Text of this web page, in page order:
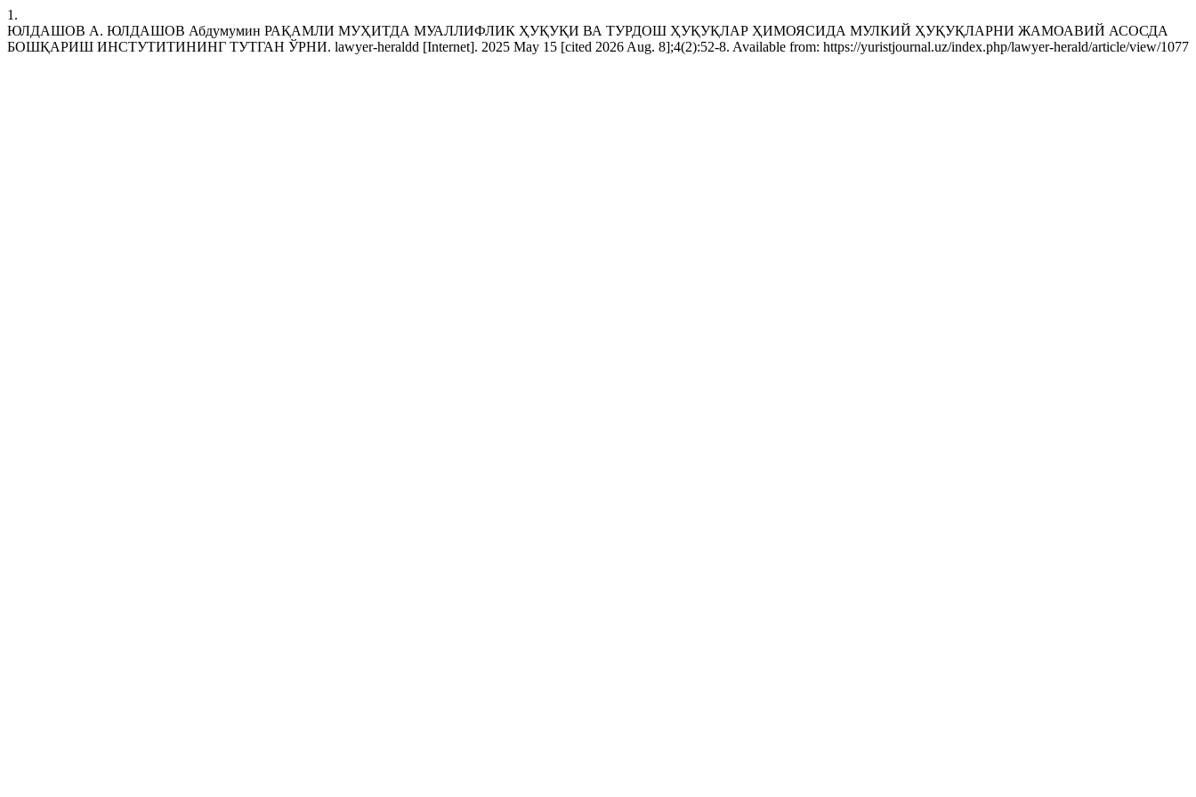
1.
ЮЛДАШОВ А. ЮЛДАШОВ Абдумумин РАҚАМЛИ МУҲИТДА МУАЛЛИФЛИК ҲУҚУҚИ ВА ТУРДОШ ҲУҚУҚЛАР ҲИМОЯСИДА МУЛКИЙ ҲУҚУҚЛАРНИ ЖАМОАВИЙ АСОСДА
БОШҚАРИШ ИНСТУТИТИНИНГ ТУТГАН ЎРНИ. lawyer-heraldd [Internet]. 2025 May 15 [cited 2026 Aug. 8];4(2):52-8. Available from: https://yuristjournal.uz/index.php/lawyer-herald/article/view/1077